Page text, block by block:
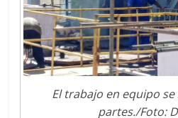
El trabajo en equipo
partes./Foto: